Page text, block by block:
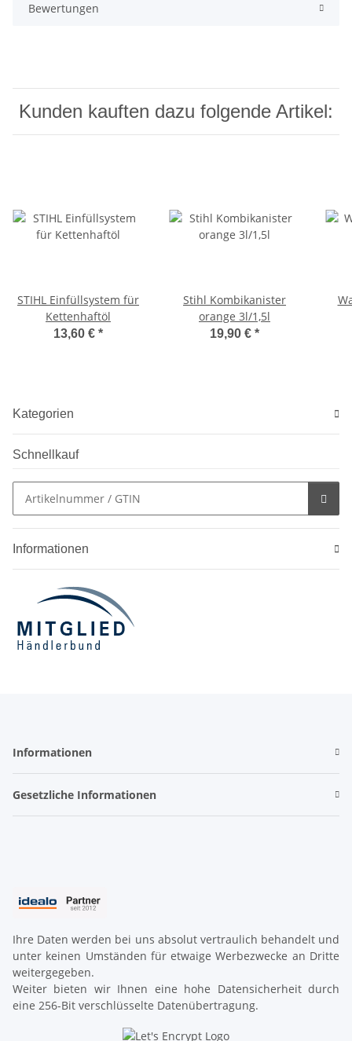
Bewertungen
Kunden kauften dazu folgende Artikel:
STIHL Einfüllsystem für
Kettenhaftöl
13,60 € *
Stihl Kombikanister
orange 3l/1,5l
19,90 € *
Kategorien
Schnellkauf
Informationen
Informationen
Gesetzliche Informationen
Ihre Daten werden bei uns absolut vertraulich behandelt und
unter keinen Umständen für etwaige Werbezwecke an Dritte
weitergegeben.
Weiter bieten wir Ihnen eine hohe Datensicherheit durch
eine 256-Bit verschlüsselte Datenübertragung.